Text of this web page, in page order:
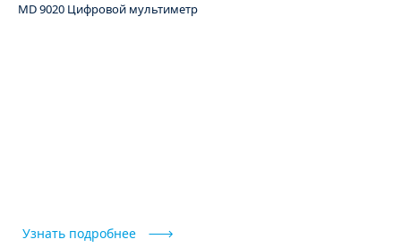
MD 9020 Цифровой мультиметр
Узнать подробнее